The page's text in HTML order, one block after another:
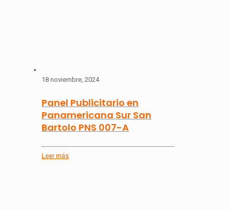
18 noviembre, 2024
Panel Publicitario en
Panamericana Sur San
Bartolo PNS 007-A
Leer más